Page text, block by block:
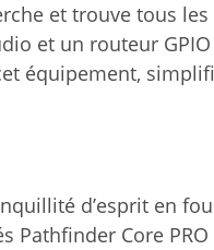
et trouve tous
et un routeur
équipement,
d’esprit en
Pathfinder Core